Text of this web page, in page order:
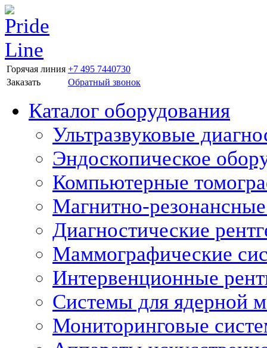
Горячая линия +7 495 7440730
Заказать
Обратный звонок
Каталог оборудования
Ультразвуковые
Эндоскопическое
Компьютерные
Магнитно-
Диагностические
Маммографические
Интервенционные
Системы для ядерной
Мониторинговые